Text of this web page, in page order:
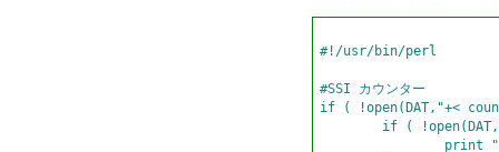
#!/usr/
#SSI カウ
if (